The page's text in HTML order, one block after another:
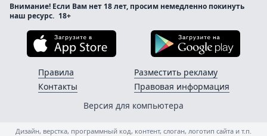
Внимание! Если Вам нет 18 лет, просим немедленно покинуть
наш ресурс. 18+
Загрузите в App Store
Правила
Контакты
Разместить рекламу
Правовая информация
Версия для компьютера
Дизайн, верстка, программный код, контент, слоган, логотип сайта и т.п.